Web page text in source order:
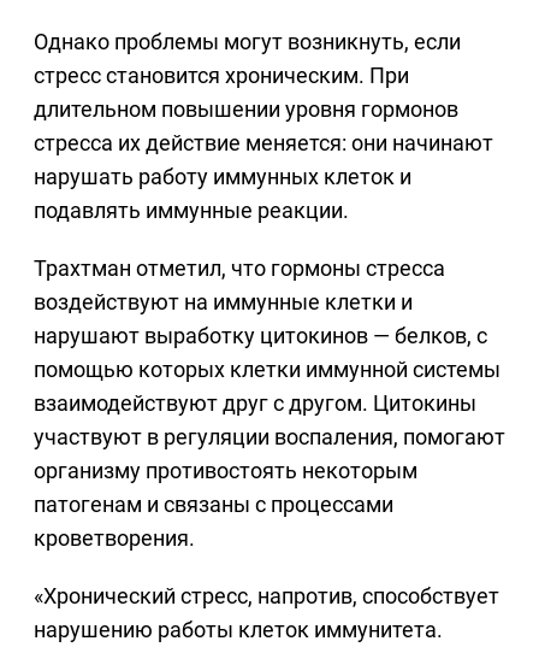
Однако проблемы могут возникнуть, если
стресс становится хроническим. При
длительном повышении уровня гормонов
стресса их действие меняется: они начинают
нарушать работу иммунных клеток и
подавлять иммунные реакции.
Трахтман отметил, что гормоны стресса
воздействуют на иммунные клетки и
нарушают выработку цитокинов — белков, с
помощью которых клетки иммунной системы
взаимодействуют друг с другом. Цитокины
участвуют в регуляции воспаления, помогают
организму противостоять некоторым
патогенам и связаны с процессами
кроветворения.
«Хронический стресс, напротив, способствует
нарушению работы клеток иммунитета.